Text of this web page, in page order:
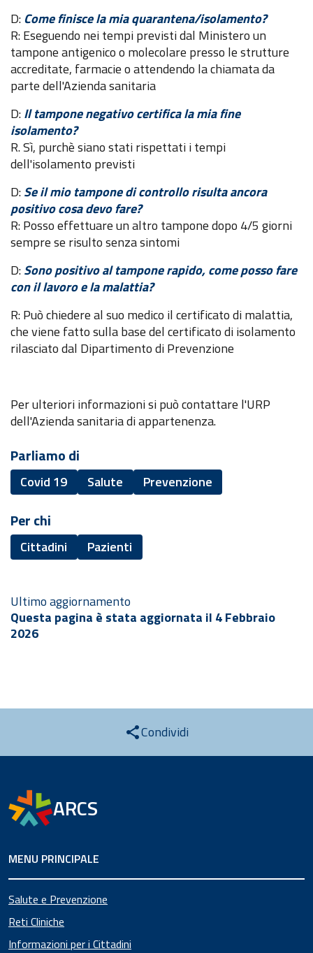
D:Come finisce la mia quarantena/isolamento?
R: Eseguendo nei tempi previsti dal Ministero un
tampone antigenico o molecolare presso le strutture
accreditate, farmacie o attendendo la chiamata da
parte dell'Azienda sanitaria
D:Il tampone negativo certifica la mia fine
isolamento?
R. Sì, purchè siano stati rispettati i tempi
dell'isolamento previsti
D:Se il mio tampone di controllo risulta ancora
positivo cosa devo fare?
R: Posso effettuare un altro tampone dopo 4/5 giorni
sempre se risulto senza sintomi
D:Sono positivo al tampone rapido, come posso fare
con il lavoro e la malattia?
R: Può chiedere al suo medico il certificato di malattia,
che viene fatto sulla base del certificato di isolamento
rilasciato dal Dipartimento di Prevenzione
Per ulteriori informazioni si può contattare l'URP
dell'Azienda sanitaria di appartenenza.
Parliamo di
Covid 19 Salute Prevenzione
Per chi
Cittadini Pazienti
Ultimo aggiornamento
Questa pagina è stata aggiornata il 4 Febbraio
2026
Condividi
ARCS
MENU PRINCIPALE
Salute e Prevenzione
Reti Cliniche
Informazioni per i Cittadini